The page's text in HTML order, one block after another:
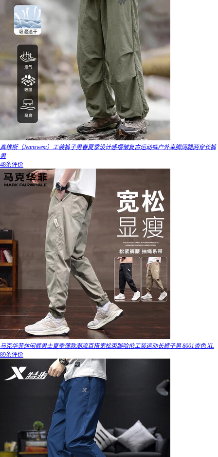
真维斯（Jeanswest）工装裤子男春夏季设计感褶皱复古运动裤户外束脚阔腿两穿长裤
男
48条评价
马克华菲休闲裤男士夏季薄款潮流百搭宽松束脚哈伦工装运动长裤子男 8001杏色 XL
89条评价